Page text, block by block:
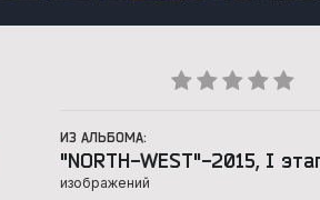
ИЗ АЛЬБОМА:
"NORTH-WEST"-2015, I
изображений